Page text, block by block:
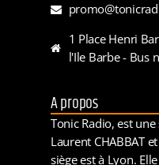
1 Place Henri
l'Ile Barbe - Bus
A propos
Tonic Radio, est
Laurent CHABBAT
siège est à Lyon.